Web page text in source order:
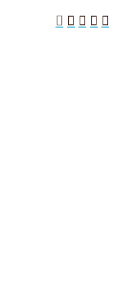




